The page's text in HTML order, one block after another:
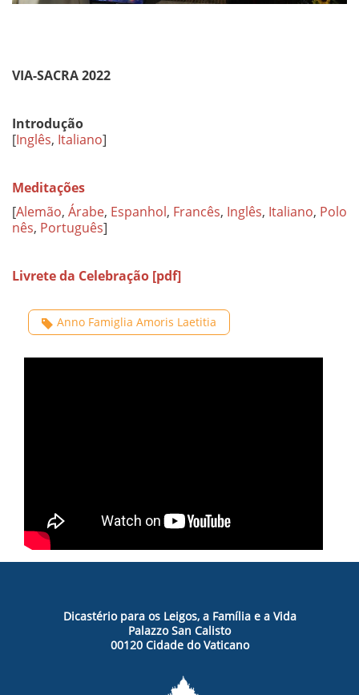
VIA-SACRA 2022
Introdução
[Inglês, Italiano]
Meditações
[Alemão, Árabe, Espanhol, Francês, Inglês, Italiano, Polo
nês, Português]
Livrete da Celebração [pdf]
Anno Famiglia Amoris Laetitia
Dicastério para os Leigos, a Família e a Vida
Palazzo San Calisto
00120 Cidade do Vaticano